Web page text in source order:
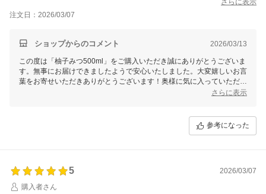
注文日：2026/03/07
ショップからのコメント 2026/03/13
この度は「柚子みつ500ml」をご購入いただき誠にありがとうございま
す。無事にお届けできましたようで安心いたしました。大変嬉しいお言
葉をお寄せいただきありがとうございます！奥様に気に入っていただ
け、とても嬉しいです！お水やお湯割り以外にも炭酸や豆乳、アルコー
これからも美味しいはちみつ商品を届けて参りますので、今後とも末永
さらに表示
参考になった
5
2026/03/07
購入者さん